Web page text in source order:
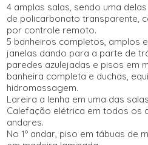
4 amplas salas, sendo uma
de policarbonato transparente,
por controle remoto.
5 banheiros completos, amplos
janelas dando para a parte de
paredes azulejadas e pisos em
banheira completa e duchas,
hidromassagem.
Lareira a lenha em uma das
Calefação elétrica em todos os
andares.
No 1º andar, piso em tábuas de